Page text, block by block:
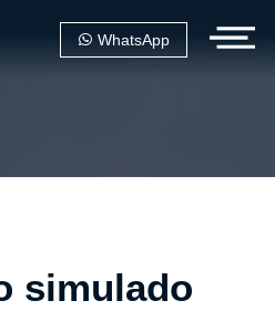
WhatsApp
simulado